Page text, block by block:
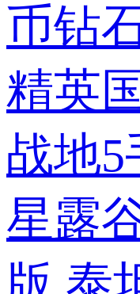
币钻
精英
战地5
星露